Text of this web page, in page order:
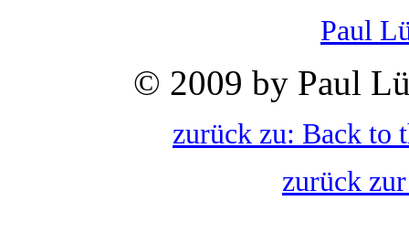
Paul
© 2009 by Paul
zurück zu: Back to
zurück